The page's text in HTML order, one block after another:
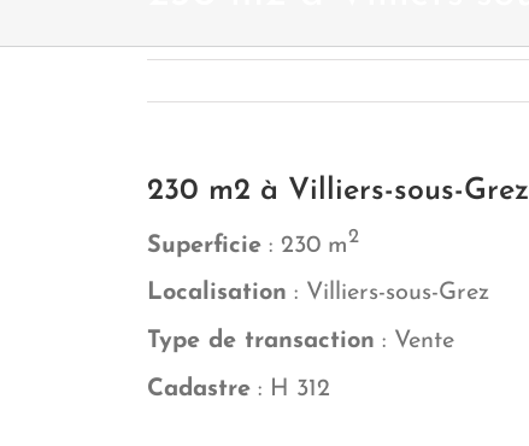
230 m2 à Villiers-sous-Grez
Superficie : 230 m2
Localisation : Villiers-sous-Grez
Type de transaction : Vente
Cadastre : H 312